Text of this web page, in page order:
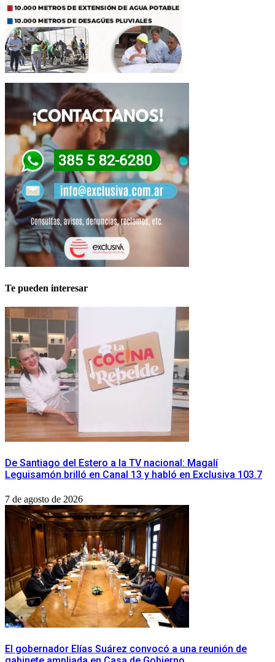
Te pueden interesar
De Santiago del Estero a la TV nacional: Magalí
Leguisamón brilló en Canal 13 y habló en Exclusiva 103.7
7 de agosto de 2026
​El gobernador Elías Suárez convocó a una reunión de